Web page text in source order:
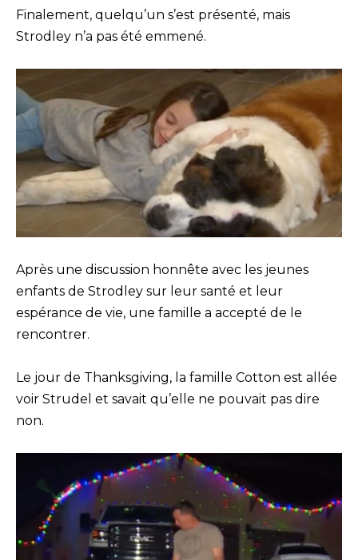
Finalement, quelqu’un s’est présenté, mais
Strodley n’a pas été emmené.
Après une discussion honnête avec les jeunes
enfants de Strodley sur leur santé et leur
espérance de vie, une famille a accepté de le
rencontrer.
Le jour de Thanksgiving, la famille Cotton est allée
voir Strudel et savait qu’elle ne pouvait pas dire
non.